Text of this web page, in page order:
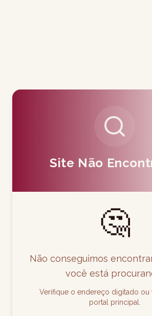
Site Não
🤔
Não conseguimos
você está
Verifique o endereço digitado ou
portal principal.